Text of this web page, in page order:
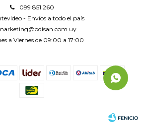
099 851 260
- Envíos a todo el país
a Viernes de 09:00 a 17:00